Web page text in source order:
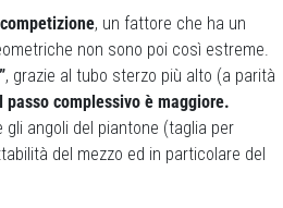
, un fattore che ha un
non sono poi così estreme.
, grazie al tubo sterzo più alto (a parità
passo complessivo è maggiore.
angoli del piantone (taglia per
del mezzo ed in particolare del